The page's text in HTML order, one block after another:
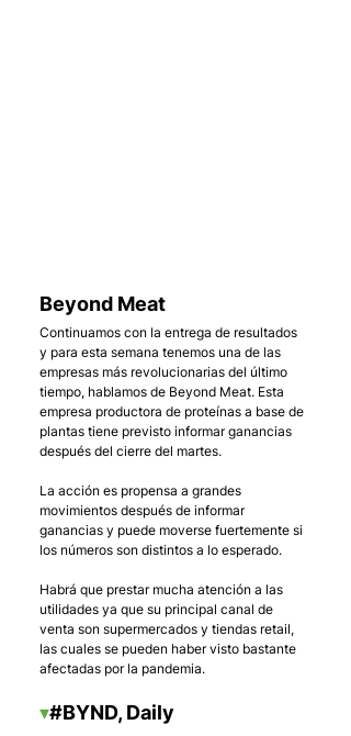
Beyond Meat
Continuamos con la entrega de resultados
y para esta semana tenemos una de las
empresas más revolucionarias del último
tiempo, hablamos de Beyond Meat. Esta
empresa productora de proteínas a base de
plantas tiene previsto informar ganancias
después del cierre del martes.
La acción es propensa a grandes
movimientos después de informar
ganancias y puede moverse fuertemente si
los números son distintos a lo esperado.
Habrá que prestar mucha atención a las
utilidades ya que su principal canal de
venta son supermercados y tiendas retail,
las cuales se pueden haber visto bastante
afectadas por la pandemia.
▾#BYND, Daily